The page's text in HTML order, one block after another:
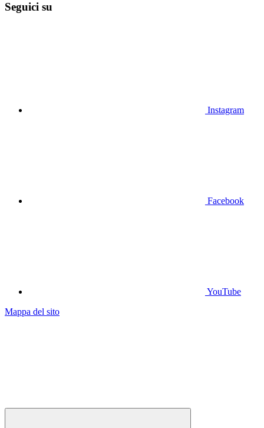
Seguici su
Instagram
Facebook
YouTube
Mappa del sito